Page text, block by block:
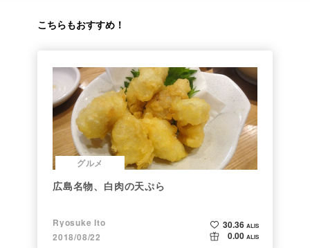
こちらもおすすめ！
グルメ
広島名物、白肉の天ぷら
Ryosuke Ito
2018/08/22
30.36 ALIS
0.00 ALIS